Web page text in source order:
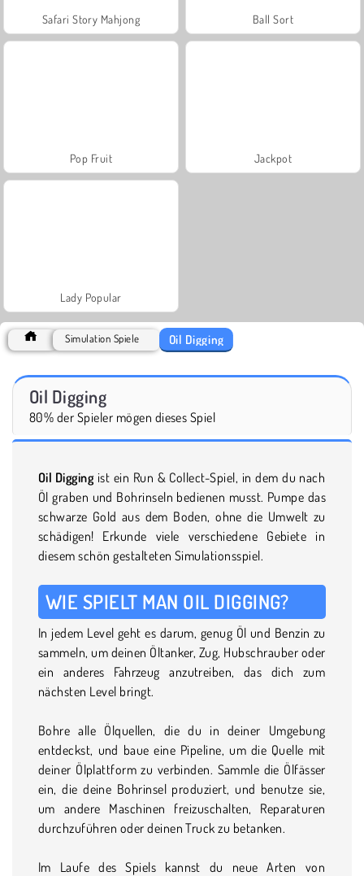
Safari Story Mahjong Ball Sort
Pop Fruit Jackpot
Lady Popular
Simulation Spiele Oil Digging
Oil Digging
80% der Spieler mögen dieses Spiel
Oil Diggingist ein Run & Collect-Spiel, in dem du nach
Öl graben und Bohrinseln bedienen musst. Pumpe das
schwarze Gold aus dem Boden, ohne die Umwelt zu
schädigen! Erkunde viele verschiedene Gebiete in
diesem schön gestalteten Simulationsspiel.
WIE SPIELT MAN OIL DIGGING?
In jedem Level geht es darum, genug Öl und Benzin zu
sammeln, um deinen Öltanker, Zug, Hubschrauber oder
ein anderes Fahrzeug anzutreiben, das dich zum
nächsten Level bringt.
Bohre alle Ölquellen, die du in deiner Umgebung
entdeckst, und baue eine Pipeline, um die Quelle mit
deiner Ölplattform zu verbinden. Sammle die Ölfässer
ein, die deine Bohrinsel produziert, und benutze sie,
um andere Maschinen freizuschalten, Reparaturen
durchzuführen oder deinen Truck zu betanken.
Im Laufe des Spiels kannst du neue Arten von